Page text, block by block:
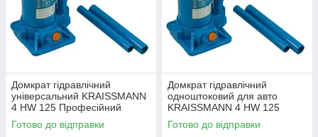
Домкрат гідравлічний
універсальний KRAISSMANN
4 HW 125 Професійний
пляшковий домкрат 4 т
Готово до відправки
Домкрат гідравлічний
одноштоковий для авто
KRAISSMANN 4 HW 125
Автодомкрат Домкрати
гідравлічні 4 т
Готово до відправки